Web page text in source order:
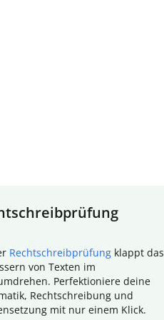
Rechtschreibprüfung klappt das
von Texten im
Perfektioniere deine
Rechtschreibung und
mit nur einem Klick.